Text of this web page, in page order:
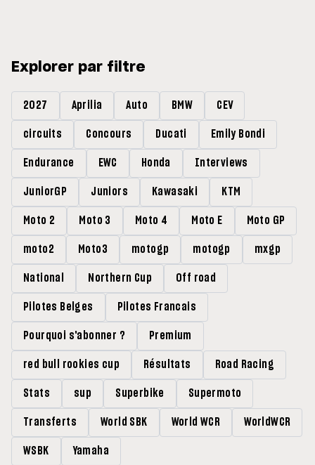
Explorer par filtre
2027 Aprilia Auto BMW CEV
circuits Concours Ducati Emily Bondi
Endurance EWC Honda Interviews
JuniorGP Juniors Kawasaki KTM
Moto 2 Moto 3 Moto 4 Moto E Moto GP
moto2 Moto3 motogp motogp mxgp
National Northern Cup Off road
Pilotes Belges Pilotes Francais
Pourquoi s'abonner ? Premium
red bull rookies cup Résultats Road Racing
Stats sup Superbike Supermoto
Transferts World SBK World WCR WorldWCR
WSBK Yamaha